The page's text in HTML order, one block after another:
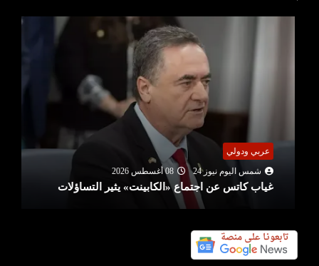
عربي ودولي
شمس اليوم نيوز 24
08 أغسطس 2026
غياب كاتس عن اجتماع «الكابينت» يثير التساؤلات